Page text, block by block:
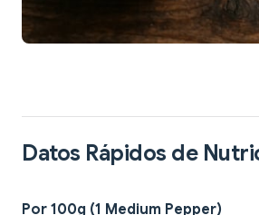
Datos Rápidos de
Por 100g (1 Medium Pepper)